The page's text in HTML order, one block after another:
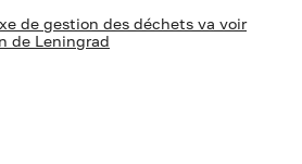
de gestion des déchets va voir
de Leningrad